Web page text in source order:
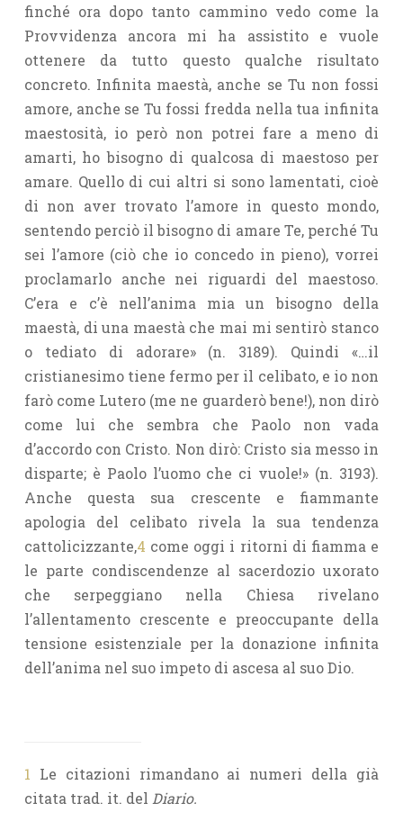
finché ora dopo tanto cammino vedo come la
Provvidenza ancora mi ha assistito e vuole
ottenere da tutto questo qualche risultato
concreto. Infinita maestà, anche se Tu non fossi
amore, anche se Tu fossi fredda nella tua infinita
maestosità, io però non potrei fare a meno di
amarti, ho bisogno di qualcosa di maestoso per
amare. Quello di cui altri si sono lamentati, cioè
di non aver trovato l’amore in questo mondo,
sentendo perciò il bisogno di amare Te, perché Tu
sei l’amore (ciò che io concedo in pieno), vorrei
proclamarlo anche nei riguardi del maestoso.
C’era e c’è nell’anima mia un bisogno della
maestà, di una maestà che mai mi sentirò stanco
o tediato di adorare» (n. 3189).
Quindi «…il
cristianesimo tiene fermo per il celibato, e io non
farò come Lutero (me ne guarderò bene!), non dirò
come lui che sembra che Paolo non vada
d’accordo con Cristo. Non dirò: Cristo sia messo in
disparte; è Paolo l’uomo che ci vuole!» (n. 3193).
Anche questa sua crescente e fiammante
apologia del celibato rivela la sua tendenza
cattolicizzante,4 come oggi i ritorni di fiamma e
le parte condiscendenze al sacerdozio uxorato
che serpeggiano nella Chiesa rivelano
l’allentamento crescente e preoccupante della
tensione esistenziale per la donazione infinita
dell’anima nel suo impeto di ascesa al suo Dio.
1 Le citazioni rimandano ai numeri della già
citata trad. it. del Diario.